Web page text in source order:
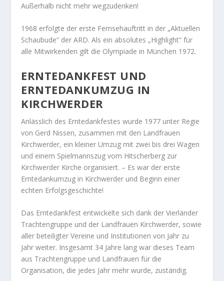
Außerhalb nicht mehr wegzudenken!
1968 erfolgte der erste Fernsehauftritt in der „Aktuellen
Schaubude“ der ARD. Als ein absolutes „Highlight“ für
alle Mitwirkenden gilt die Olympiade in München 1972.
ERNTEDANKFEST UND
ERNTEDANKUMZUG IN
KIRCHWERDER
Anlässlich des Erntedankfestes wurde 1977 unter Regie
von Gerd Nissen, zusammen mit den Landfrauen
Kirchwerder, ein kleiner Umzug mit zwei bis drei Wagen
und einem Spielmannszug vom Hitscherberg zur
Kirchwerder Kirche organisiert. – Es war der erste
Erntedankumzug in Kirchwerder und Beginn einer
echten Erfolgsgeschichte!
Das Erntedankfest entwickelte sich dank der Vierländer
Trachtengruppe und der Landfrauen Kirchwerder, sowie
aller beteiligter Vereine und Institutionen von Jahr zu
Jahr weiter. Insgesamt 34 Jahre lang war dieses Team
aus Trachtengruppe und Landfrauen für die
Organisation, die jedes Jahr mehr wurde, zuständig.